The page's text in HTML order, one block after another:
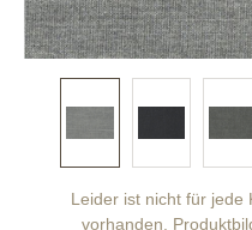
Leider ist nicht für jede
vorhanden.